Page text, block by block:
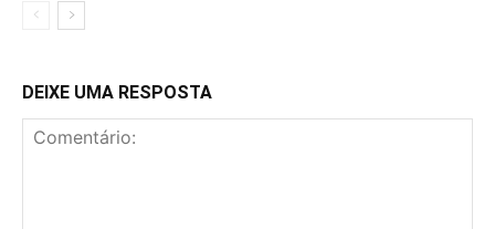
DEIXE UMA RESPOSTA